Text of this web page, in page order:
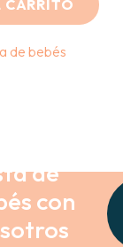
de bebés
de
con